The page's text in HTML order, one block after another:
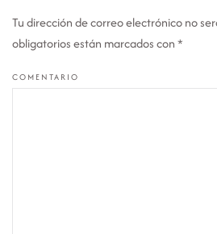
Tu dirección de correo electrónico no
obligatorios están marcados con*
COMENTARIO